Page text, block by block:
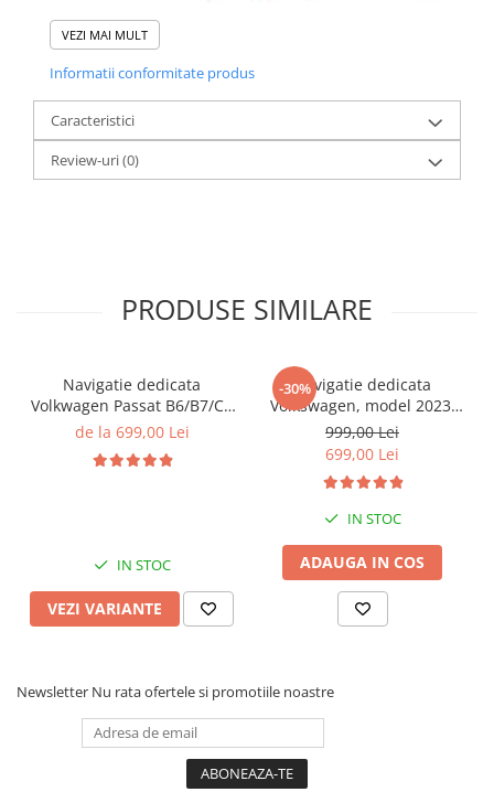
VEZI MAI MULT
Informatii conformitate produs
Caracteristici
Review-uri(0)
PRODUSE SIMILARE
Navigatie dedicata
Volkwagen Passat B6/B7/CC
Gri, 4GB RAM 64GB ROM,
Display QLED 10", DSP,
de la 699,00 Lei
IN STOC
VEZI VARIANTE
-30%Navigatie dedicata
Volkswagen, model 2023,
4GB RAM 64GB ROM,
Quadcore, Android 14,
Display QLED 7", DSP,
Carplay&Android Auto,
Suport camere AHD
999,00 Lei
699,00 Lei
IN STOC
ADAUGA IN COS
Newsletter Nu rata ofertele si promotiile noastre